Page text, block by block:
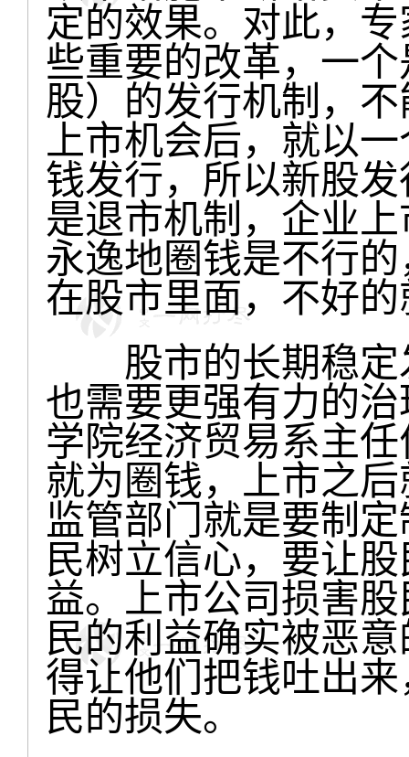
定的效果。对此，
些重要的改革，一
股）的发行机制，
上市机会后，就以
钱发行，所以新股
是退市机制，企业
永逸地圈钱是不行
在股市里面，不好
股市的长期稳定
也需要更强有力的
学院经济贸易系主
就为圈钱，上市之
监管部门就是要制
民树立信心，要让
益。上市公司损害
民的利益确实被恶
得让他们把钱吐出
民的损失。